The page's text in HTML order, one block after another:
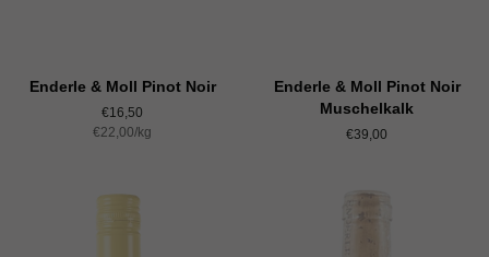
Enderle & Moll Pinot Noir
Normaler
Preis
€16,50
Einzelpreis
€22,00/pro
kg
Enderle & Moll Pinot Noir
Muschelkalk
Normaler
€39,00